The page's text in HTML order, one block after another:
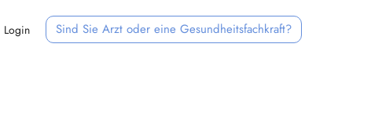
Login Sind Sie Arzt oder eine Gesundheitsfachkraft?